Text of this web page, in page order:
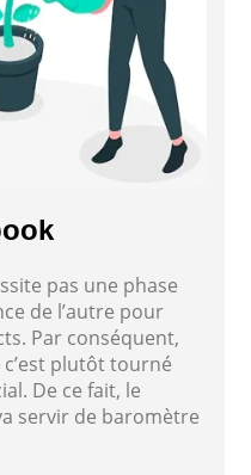
pas une phase
de l’autre pour
Par conséquent,
plutôt tourné
De ce fait, le
servir de baromètre